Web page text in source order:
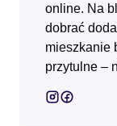
online. Na
dobrać
mieszkanie
przytulne –